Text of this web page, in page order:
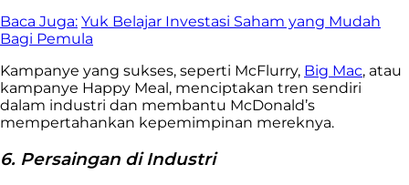
Baca Juga: Yuk Belajar Investasi Saham yang Mudah
Bagi Pemula
Kampanye yang sukses, seperti McFlurry, Big Mac, atau
kampanye Happy Meal, menciptakan tren sendiri
dalam industri dan membantu McDonald’s
mempertahankan kepemimpinan mereknya.
6. Persaingan di Industri